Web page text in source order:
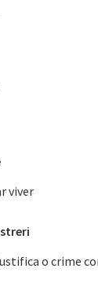
viver
o crime